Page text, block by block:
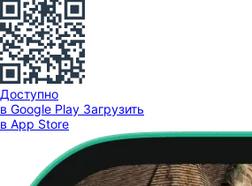
Доступно
в Google Play Загрузить
в App Store